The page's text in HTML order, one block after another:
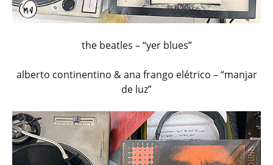
the beatles – “yer blues”
alberto continentino & ana frango elétrico – “manjar
de luz”